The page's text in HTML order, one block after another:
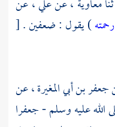
معاوية ، عنعلي، عن
) يقول : ضعفين .[
جعفر بن أبي المغيرة، عن
عليه وسلم -جعفرا